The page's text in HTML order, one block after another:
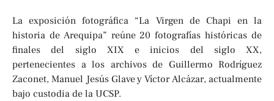
La exposición fotográfica “La Virgen de Chapi en la
historia de Arequipa” reúne 20 fotografías históricas de
finales del siglo XIX e inicios del siglo XX,
pertenecientes a los archivos de Guillermo Rodríguez
Zaconet, Manuel Jesús Glave y Víctor Alcázar, actualmente
bajo custodia de la UCSP.